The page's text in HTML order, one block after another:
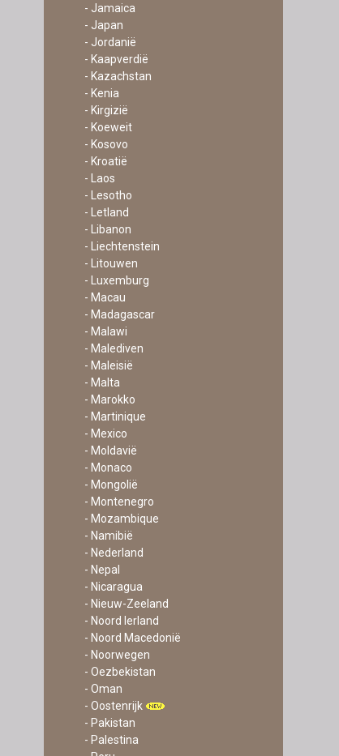
- Jamaica
- Japan
- Jordanië
- Kaapverdië
- Kazachstan
- Kenia
- Kirgizië
- Koeweit
- Kosovo
- Kroatië
- Laos
- Lesotho
- Letland
- Libanon
- Liechtenstein
- Litouwen
- Luxemburg
- Macau
- Madagascar
- Malawi
- Malediven
- Maleisië
- Malta
- Marokko
- Martinique
- Mexico
- Moldavië
- Monaco
- Mongolië
- Montenegro
- Mozambique
- Namibië
- Nederland
- Nepal
- Nicaragua
- Nieuw-Zeeland
- Noord Ierland
- Noord Macedonië
- Noorwegen
- Oezbekistan
- Oman
- Oostenrijk
- Pakistan
- Palestina